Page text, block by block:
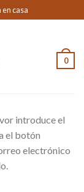
casa
0
introduce el
el botón
electrónico